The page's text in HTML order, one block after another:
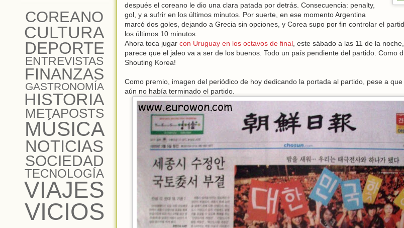
después el coreano le dio una clara patada por detrás. Consecuencia: penalty,
gol, y a sufrir en los últimos minutos. Por suerte, en ese momento Argentina
marcó dos goles, dejando a Grecia sin opciones, y Corea supo por fin controlar el
los últimos 10 minutos.
Ahora toca jugar con Uruguay en los octavos de final , este sábado a las 11 de la
parece que el jaleo va a ser de los buenos. Todo un país pendiente del partido. Como
Shouting Korea!
Como premio, imagen del periódico de hoy dedicando la portada al partido, pese a
aún no había terminado el partido.
COREANO
CULTURA
DEPORTE
ENTREVISTAS
FINANZAS
GASTRONOMÍA
HISTORIA
METAPOSTS
MÚSICA
NOTICIAS
SOCIEDAD
TECNOLOGÍA
VIAJES
VICIOS